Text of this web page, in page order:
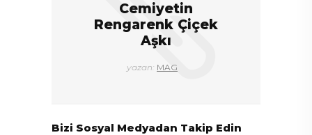
Cemiyetin
Rengarenk Çiçek
Aşkı
yazan: MAG
Bizi Sosyal Medyadan Takip Edin